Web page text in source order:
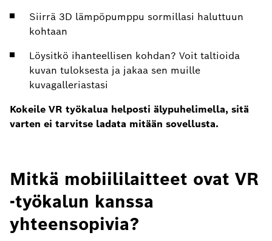
Siirrä 3D lämpöpumppu sormillasi haluttuun
kohtaan
Löysitkö ihanteellisen kohdan? Voit taltioida
kuvan tuloksesta ja jakaa sen muille
kuvagalleriastasi
Kokeile VR työkalua helposti älypuhelimella, sitä
varten ei tarvitse ladata mitään sovellusta.
Mitkä mobiililaitteet ovat VR
-työkalun kanssa
yhteensopivia?